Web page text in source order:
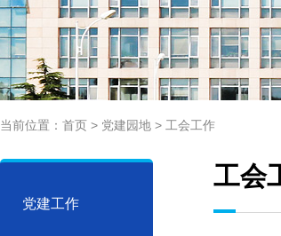
当前位置： 首页 > 党建园地 > 工会工作
党建工作
工会